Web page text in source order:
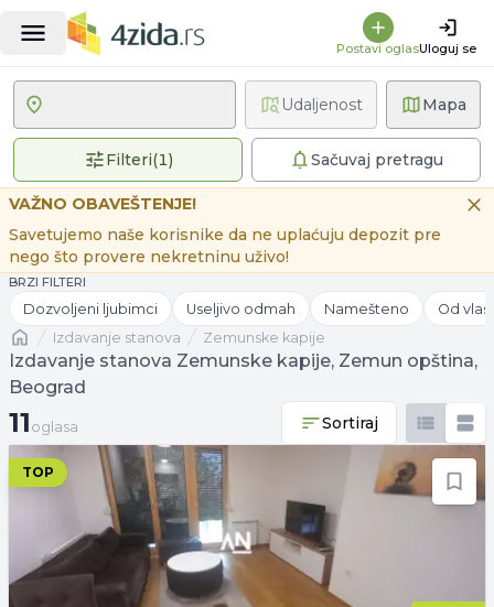
Postavi oglasUloguj se
Mapa
Filteri(1)1 primenjen filterSačuvaj pretragu
Udaljenost
VAŽNO OBAVEŠTENJE!
Savetujemo naše korisnike da ne uplaćuju depozit pre
nego što provere nekretninu uživo!
BRZI FILTERI
Dozvoljeni ljubimci Useljivo odmah Namešteno Od
Naslovnaizdavanje stanova Zemunske kapije
Izdavanje stanova Zemunske kapije, Zemun opština,
Beograd
11 oglasa
11 oglasa Sortiraj
TOP